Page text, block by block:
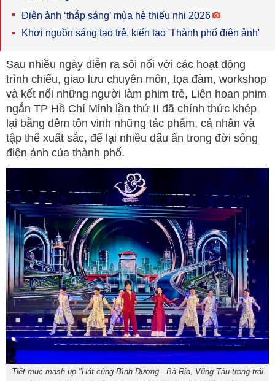
Điện ảnh ‘thắp sáng’ mùa hè thiếu nhi 2026
Khơi nguồn sáng tạo trẻ, kiến tạo 'Thành phố điện ảnh'
Sau nhiều ngày diễn ra sôi nổi với các hoạt động
trình chiếu, giao lưu chuyên môn, tọa đàm, workshop
và kết nối những người làm phim trẻ, Liên hoan phim
ngắn TP Hồ Chí Minh lần thứ II đã chính thức khép
lại bằng đêm tôn vinh những tác phẩm, cá nhân và
tập thể xuất sắc, để lại nhiều dấu ấn trong đời sống
điện ảnh của thành phố.
Tiết mục mash-up "Hát cùng Bình Dương - Bà Rịa, Vũng Tàu trong trái